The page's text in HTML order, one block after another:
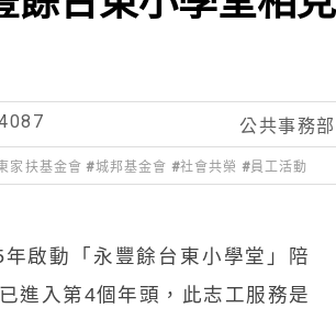
公共事務部
家扶基金會 城邦基金會 社會共榮 員工活動
啟動「永豐餘台東小學堂」陪
進入第4個年頭，此志工服務是